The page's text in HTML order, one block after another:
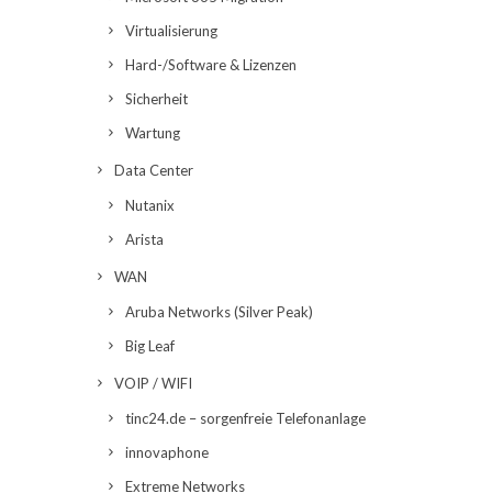
Virtualisierung
Hard-/Software & Lizenzen
Sicherheit
Wartung
Data Center
Nutanix
Arista
WAN
Aruba Networks (Silver Peak)
Big Leaf
VOIP / WIFI
tinc24.de – sorgenfreie Telefonanlage
innovaphone
Extreme Networks